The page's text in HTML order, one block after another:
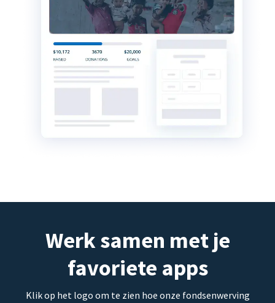
Werk samen met je
favoriete apps
Klik op het logo om te zien hoe onze fondsenwerving